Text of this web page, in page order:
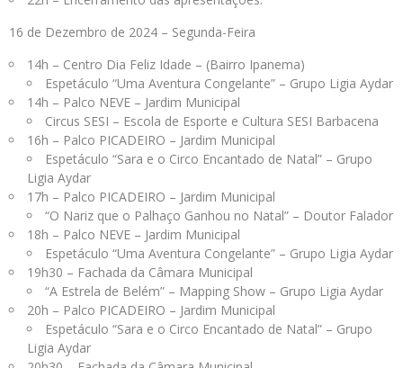
16 de Dezembro de 2024 – Segunda-Feira
14h – Centro Dia Feliz Idade – (Bairro Ipanema)
Espetáculo “Uma Aventura Congelante” – Grupo Ligia Aydar
14h – Palco NEVE – Jardim Municipal
Circus SESI – Escola de Esporte e Cultura SESI Barbacena
16h – Palco PICADEIRO – Jardim Municipal
Espetáculo “Sara e o Circo Encantado de Natal” – Grupo
Ligia Aydar
17h – Palco PICADEIRO – Jardim Municipal
“O Nariz que o Palhaço Ganhou no Natal” – Doutor Falador
18h – Palco NEVE – Jardim Municipal
Espetáculo “Uma Aventura Congelante” – Grupo Ligia Aydar
19h30 – Fachada da Câmara Municipal
“A Estrela de Belém” – Mapping Show – Grupo Ligia Aydar
20h – Palco PICADEIRO – Jardim Municipal
Espetáculo “Sara e o Circo Encantado de Natal” – Grupo
Ligia Aydar